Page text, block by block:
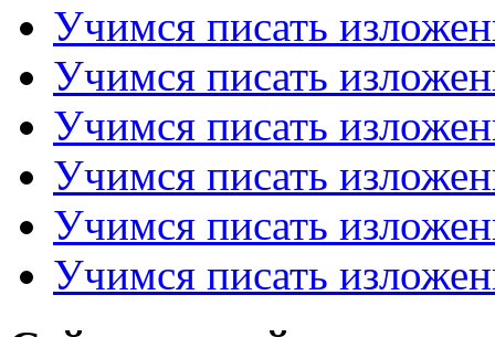
Учимся писать
Учимся писать
Учимся писать
Учимся писать
Учимся писать
Учимся писать